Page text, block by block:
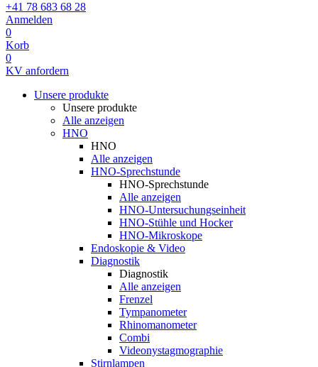
+41 78 683 68 28
Anmelden
0
Korb
0
KV anfordern
Unsere produkte
Unsere produkte
Alle anzeigen
HNO
HNO
Alle anzeigen
HNO-Sprechstunde
HNO-Sprechstunde
Alle anzeigen
HNO-Untersuchungseinheit
HNO-Stühle und Hocker
HNO-Mikroskope
Endoskopie & Video
Diagnostik
Diagnostik
Alle anzeigen
Frenzel
Tympanometer
Rhinomanometer
Combi
Videonystagmographie
Stirnlampen